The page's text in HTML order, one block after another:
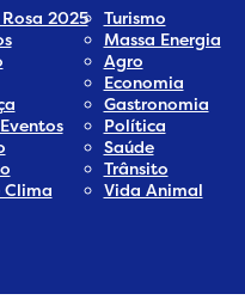
2025
Clima
Turismo
Massa Energia
Agro
Economia
Gastronomia
Política
Saúde
Trânsito
Vida Animal